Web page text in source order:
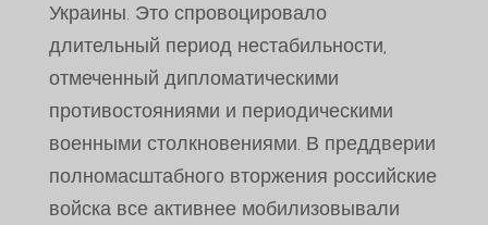
Украины. Это спровоцировало
длительный период нестабильности,
отмеченный дипломатическими
противостояниями и периодическими
военными столкновениями. В преддверии
полномасштабного вторжения российские
войска все активнее мобилизовывали